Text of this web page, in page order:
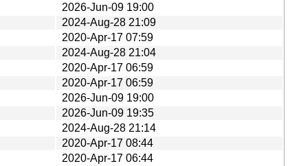
2026-Jun-09 19:00
2024-Aug-28 21:09
2020-Apr-17 07:59
2024-Aug-28 21:04
2020-Apr-17 06:59
2020-Apr-17 06:59
2026-Jun-09 19:00
2026-Jun-09 19:35
2024-Aug-28 21:14
2020-Apr-17 08:44
2020-Apr-17 06:44